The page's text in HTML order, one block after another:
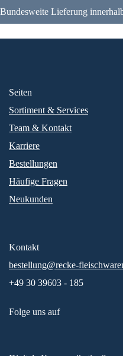
Bundesweite Lieferung
Seiten
Sortiment & Services
Team & Kontakt
Karriere
Bestellungen
Häufige Fragen
Neukunden
Kontakt
bestellung@recke-
+49 30 39603 - 185
Folge uns auf